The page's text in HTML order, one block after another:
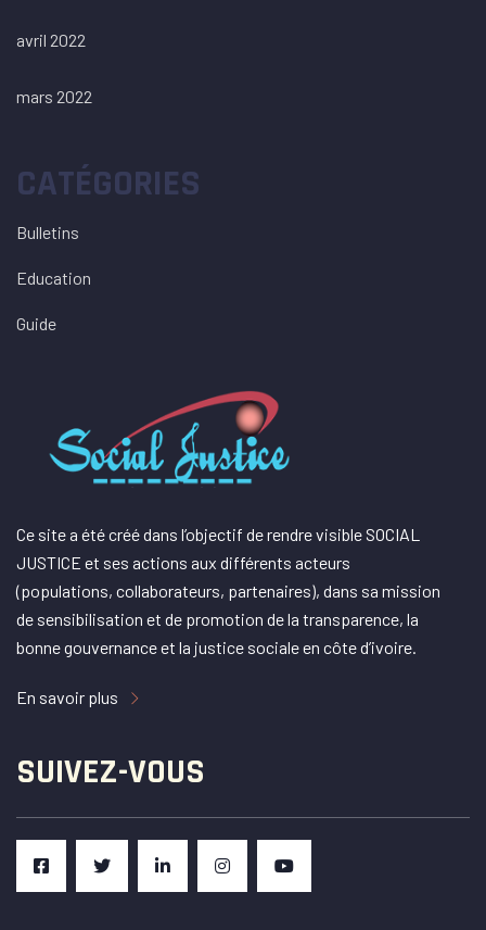
avril 2022
mars 2022
CATÉGORIES
Bulletins
Education
Guide
Ce site a été créé dans l’objectif de rendre visible SOCIAL
JUSTICE et ses actions aux différents acteurs
(populations, collaborateurs, partenaires), dans sa mission
de sensibilisation et de promotion de la transparence, la
bonne gouvernance et la justice sociale en côte d’ivoire.
En savoir plus
SUIVEZ-VOUS